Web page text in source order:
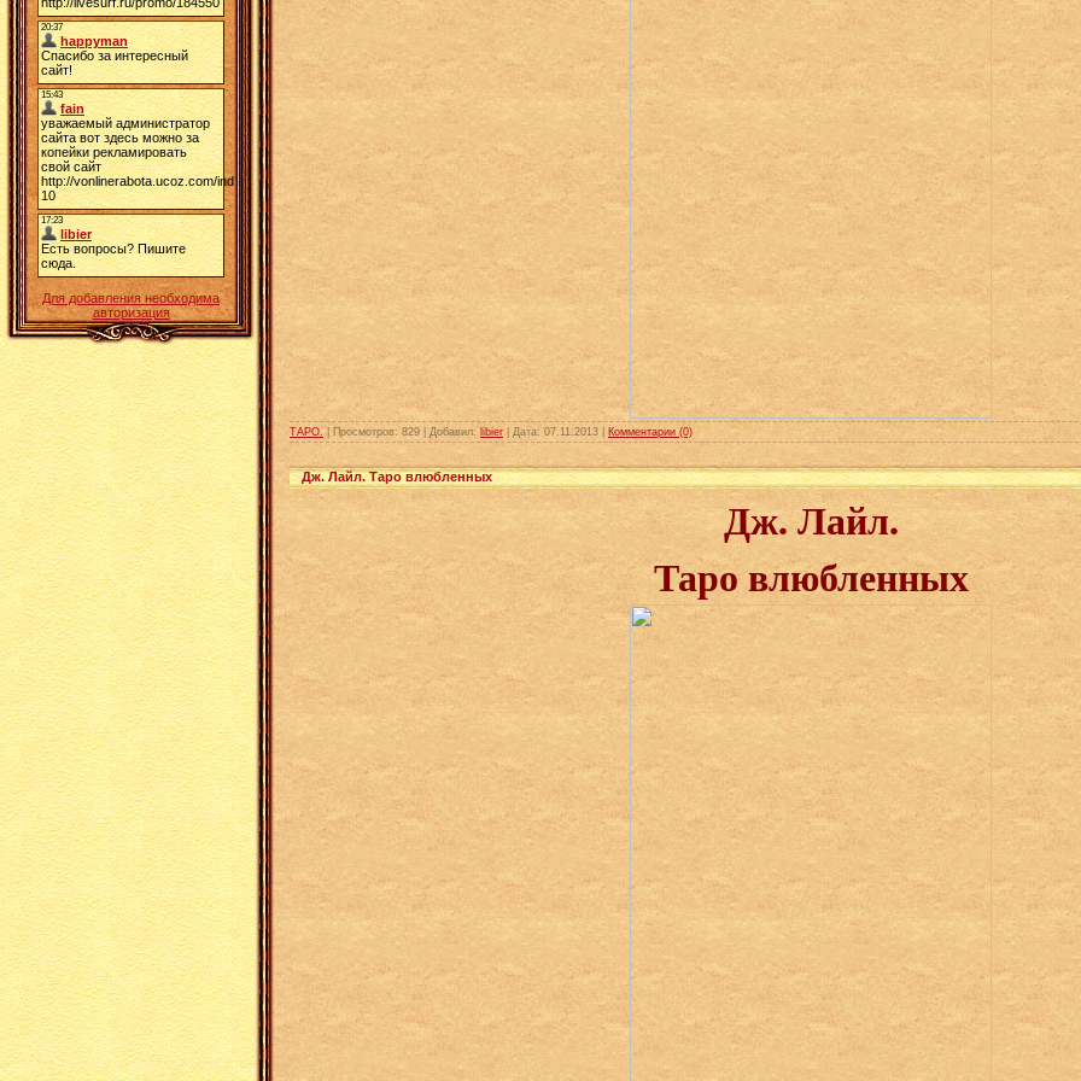
Для добавления необходима
авторизация
ТАРО. | Просмотров: 829 | Добавил: libier | Дата: 07.11.2013 Комментарии (0)
Дж. Лайл. Таро влюбленных
Дж. Лайл.
Таро влюбленных